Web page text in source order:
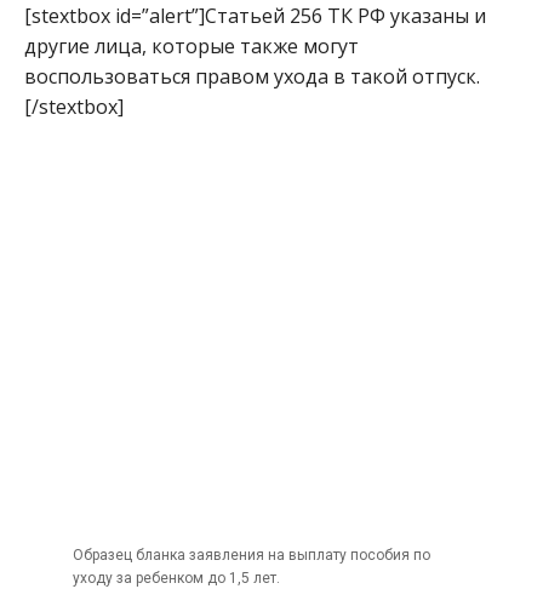
[stextbox id=”alert”]Статьей 256 ТК РФ указаны и
другие лица, которые также могут
воспользоваться правом ухода в такой отпуск.
[/stextbox]
Образец бланка заявления на выплату пособия по
уходу за ребенком до 1,5 лет.